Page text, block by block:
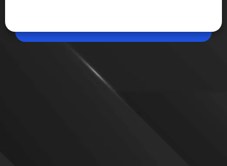
May 25, 2026, 10:32 AM (IST)
ब्लैक होल के अंदर क्या होता है?
ब्लैक होल को लेकर वैज्ञानिकों की सोच बदल सकती है। नई रिसर्च में
दावा किया गया है कि हर ब्लैक होल के अंदर ‘Singularity’ होना
Share